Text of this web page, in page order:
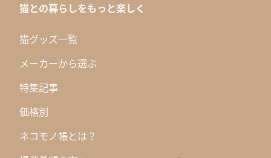
猫との暮らしをもっと楽しく
猫グッズ一覧
メーカーから選ぶ
特集記事
価格別
ネコモノ帳とは？